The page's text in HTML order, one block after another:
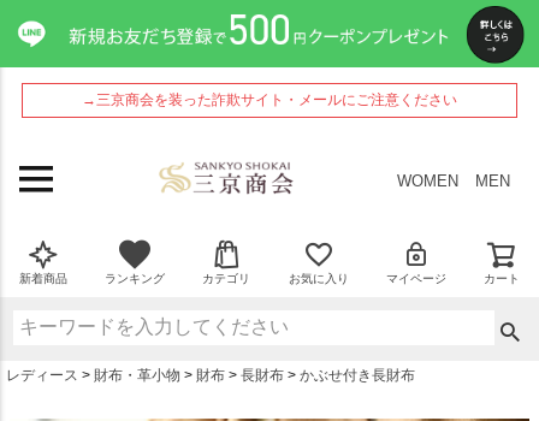
→三京商会を装った詐欺サイト・メールにご注意ください
WOMEN MEN
新着商品 ランキング カテゴリ お気に入り マイページ カート
レディース 財布・革小物 財布 長財布 かぶせ付き長財布
ペー
ジト
ップ
へ